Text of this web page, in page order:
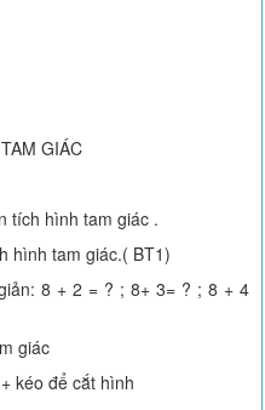
GIÁC
tích hình tam giác .
hình tam giác.( BT1)
8 + 2 = ? ; 8+ 3= ? ; 8 + 4
giác
kéo để cắt hình